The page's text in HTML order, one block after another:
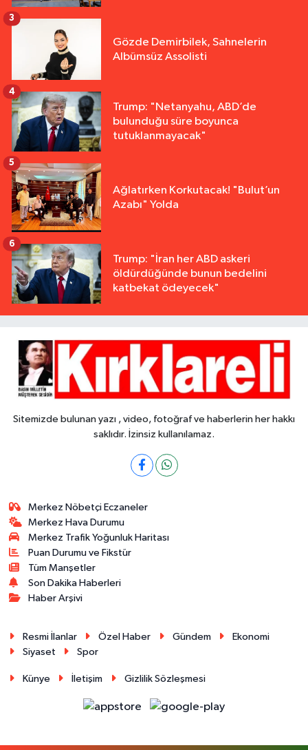
Gözde Demirbilek, Sahnelerin
Albümsüz Assolisti
3
Trump: "Netanyahu, ABD’de
bulunduğu süre boyunca
tutuklanmayacak"
4
Ağlatırken Korkutacak! "Bulut’un
Azabı" Yolda
5
Trump: "İran her ABD askeri
öldürdüğünde bunun bedelini
katbekat ödeyecek"
6
Sitemizde bulunan yazı , video, fotoğraf ve haberlerin her hakkı
saklıdır. İzinsiz kullanılamaz.
Merkez Nöbetçi Eczaneler
Merkez Hava Durumu
Merkez Trafik Yoğunluk Haritası
Puan Durumu ve Fikstür
Tüm Manşetler
Son Dakika Haberleri
Haber Arşivi
Resmi İlanlar Özel Haber Gündem
Ekonomi
Siyaset
Spor
Künye İletişim Gizlilik Sözleşmesi